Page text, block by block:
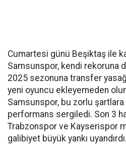
Cumartesi günü Beşiktaş ile
Samsunspor, kendi rekoruna
2025 sezonuna transfer
yeni oyuncu ekleyemeden
Samsunspor, bu zorlu
performans sergiledi. Son 3
Trabzonspor ve Kayserispor
galibiyet büyük yankı uyandırdı.